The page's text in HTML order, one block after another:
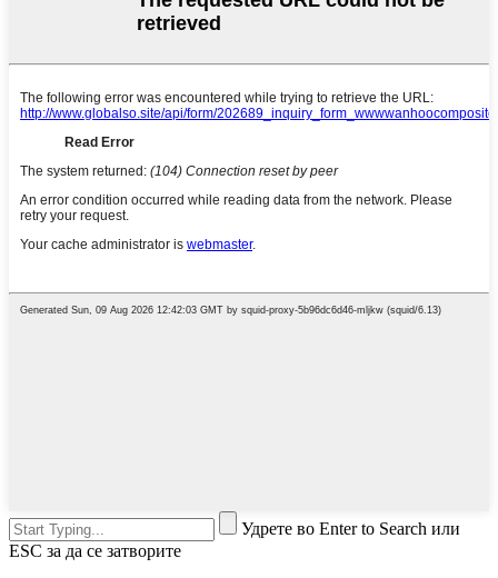
Удрете во Enter to Search или
ESC за да се затворите